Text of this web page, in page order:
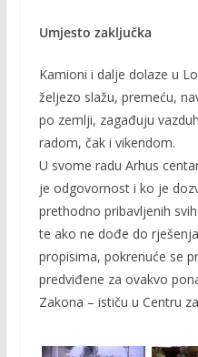
Umjesto zaključka
Kamioni i dalje dolaze u
željezo slažu, premeću,
po zemlji, zagađuju
radom, čak i vikendom.
U svome radu Arhus
je odgovornost i ko je
prethodno pribavljenih
te ako ne dođe do
propisima, pokrenuće se
predviđene za ovakvo
Zakona – ističu u Centru